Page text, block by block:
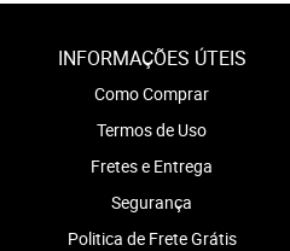
INFORMAÇÕES ÚTEIS
Como Comprar
Termos de Uso
Fretes e Entrega
Segurança
Politica de Frete Grátis